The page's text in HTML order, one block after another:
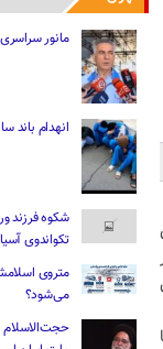
مانور
انهدام باند
شکوه فرزند
تکواندوی آسیا
می‌شود؟